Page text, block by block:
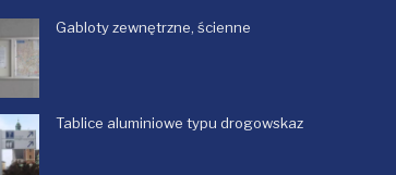
Gabloty zewnętrzne, ścienne
Tablice aluminiowe typu drogowskaz